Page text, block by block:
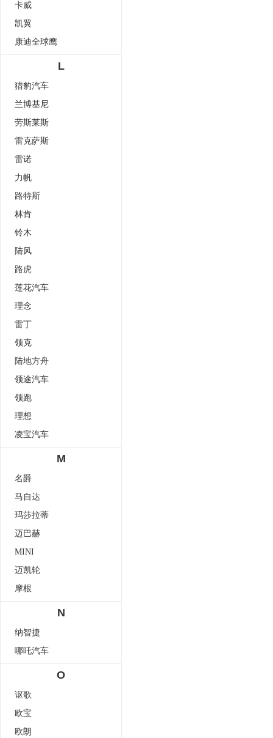
卡威
凯翼
康迪全球鹰
L
猎豹汽车
兰博基尼
劳斯莱斯
雷克萨斯
雷诺
力帆
路特斯
林肯
铃木
陆风
路虎
莲花汽车
理念
雷丁
领克
陆地方舟
领途汽车
领跑
理想
凌宝汽车
M
名爵
马自达
玛莎拉蒂
迈巴赫
MINI
迈凯轮
摩根
N
纳智捷
哪吒汽车
O
讴歌
欧宝
欧朗